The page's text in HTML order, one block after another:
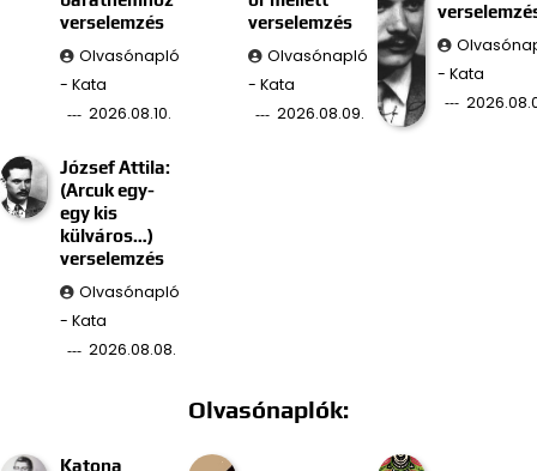
verselemzés
Olvasónapló
- Kata
2026.08.10.
verselemzés
Olvasónapló
- Kata
2026.08.09.
- Kata
József Attila:
(Arcuk egy-
egy kis
külváros…)
verselemzés
Olvasónapló
- Kata
2026.08.08.
Olvasónaplók:
Katona